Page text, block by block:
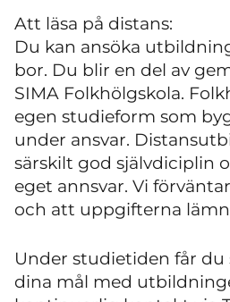
Att läsa på distans:
Du kan ansöka
bor. Du blir en del av
SIMA Folkhölgskola.
egen studieform som
under ansvar.
särskilt god självdiciplin
eget annsvar. Vi
och att uppgifterna
Under studietiden får
dina mål med